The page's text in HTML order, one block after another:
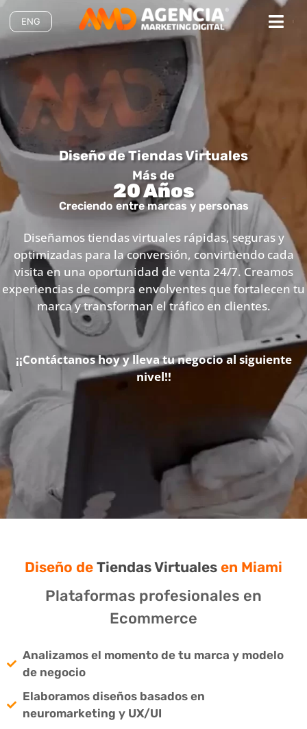
ENG
Diseño de Tiendas Virtuales
Más de
20 Años
Creciendo entre marcas y personas
Diseñamos tiendas virtuales rápidas, seguras y
optimizadas para la conversión, convirtiendo cada
visita en una oportunidad de venta 24/7. Creamos
experiencias de compra envolventes que fortalecen tu
marca y transforman el tráfico en clientes.
¡¡Contáctanos hoy y lleva tu negocio al siguiente
nivel!!
Diseño de Tiendas Virtuales en Miami
Plataformas profesionales en
Ecommerce
Analizamos el momento de tu marca y modelo
de negocio
Elaboramos diseños basados en
neuromarketing y UX/UI